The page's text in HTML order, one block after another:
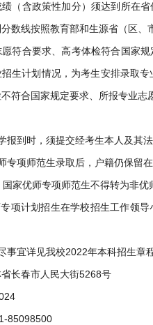
（含政策性加分）须达到所在
数线按照教育部和生源省（区、
愿符合要求、高考体检符合国家
生计划情况，为考生安排录取
符合国家规定要求、所报专业志
报到时，须提交经考生本人及其
专项师范生录取后，户籍仍保留
家优师专项师范生不得转为非优
项计划招生在学校招生工作领
事宜详见我校2022年本科招生章程
长春市人民大街5268号
85098500